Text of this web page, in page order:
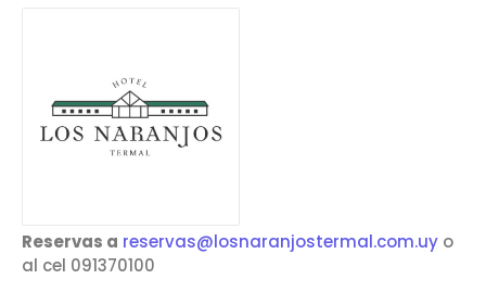
Reservas a reservas@losnaranjostermal.com.uy o
al cel 091370100